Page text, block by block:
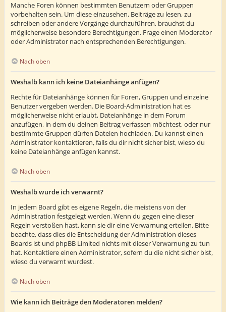
Manche Foren können bestimmten Benutzern oder Gruppen
vorbehalten sein. Um diese einzusehen, Beiträge zu lesen, zu
schreiben oder andere Vorgänge durchzuführen, brauchst du
möglicherweise besondere Berechtigungen. Frage einen Moderator
oder Administrator nach entsprechenden Berechtigungen.
Nach oben
Weshalb kann ich keine Dateianhänge anfügen?
Rechte für Dateianhänge können für Foren, Gruppen und einzelne
Benutzer vergeben werden. Die Board-Administration hat es
möglicherweise nicht erlaubt, Dateianhänge in dem Forum
anzufügen, in dem du deinen Beitrag verfassen möchtest, oder nur
bestimmte Gruppen dürfen Dateien hochladen. Du kannst einen
Administrator kontaktieren, falls du dir nicht sicher bist, wieso du
keine Dateianhänge anfügen kannst.
Nach oben
Weshalb wurde ich verwarnt?
In jedem Board gibt es eigene Regeln, die meistens von der
Administration festgelegt werden. Wenn du gegen eine dieser
Regeln verstoßen hast, kann sie dir eine Verwarnung erteilen. Bitte
beachte, dass dies die Entscheidung der Administration dieses
Boards ist und phpBB Limited nichts mit dieser Verwarnung zu tun
hat. Kontaktiere einen Administrator, sofern du die nicht sicher bist,
wieso du verwarnt wurdest.
Nach oben
Wie kann ich Beiträge den Moderatoren melden?